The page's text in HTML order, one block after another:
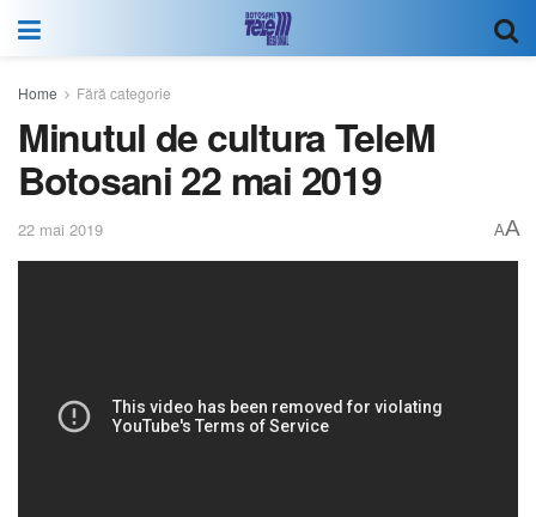
Home Fără categorie
Minutul de cultura TeleM
Botosani 22 mai 2019
22 mai 2019 AA